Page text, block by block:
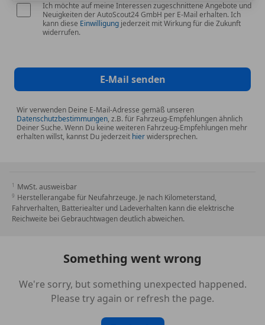
Ich möchte auf meine Interessen zugeschnittene Angebote und
Neuigkeiten der AutoScout24 GmbH per E-Mail erhalten. Ich
kann diese Einwilligung jederzeit mit Wirkung für die Zukunft
widerrufen.
E-Mail senden
Wir verwenden Deine E-Mail-Adresse gemäß unseren
Datenschutzbestimmungen, z.B. für Fahrzeug-Empfehlungen ähnlich
Deiner Suche. Wenn Du keine weiteren Fahrzeug-Empfehlungen mehr
erhalten willst, kannst Du jederzeit hierwidersprechen.
MwSt. ausweisbar
Herstellerangabe für Neufahrzeuge. Je nach Kilometerstand,
Fahrverhalten, Batteriealter und Ladeverhalten kann die elektrische
Reichweite bei Gebrauchtwagen deutlich abweichen.
Something went wrong
We're sorry, but something unexpected happened.
Please try again or refresh the page.